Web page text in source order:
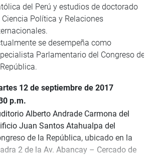
del Perú y estudios de doctorado
Ciencia Política y Relaciones
se desempeña como
Parlamentario del Congreso de
12 de septiembre de 2017
p.m.
Alberto Andrade Carmona del
Juan Santos Atahualpa del
de la República, ubicado en la
2 de la Av. Abancay – Cercado de